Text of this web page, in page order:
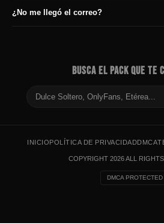
¿No me llegó el correo?
BUSCA EL PACK QUE TE
INICIO POLÍTICA DE PRIVACIDADDMCA
COPYRIGHT 2026 ALL
DMCA PROTECTED